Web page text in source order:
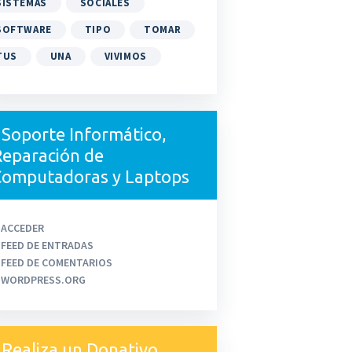
TIPO
TOMAR
UNA VIVIMOS
Soporte Informático,
de
y Laptops
ACCEDER
FEED DE ENTRADAS
FEED DE COMENTARIOS
WORDPRESS.ORG